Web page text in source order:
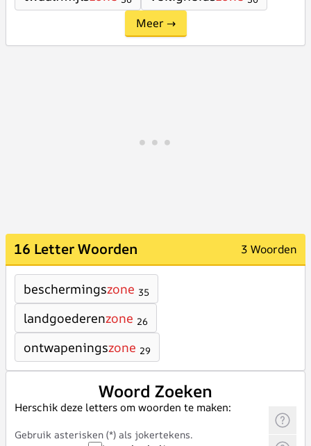
Meer →
16 Letter Woorden 3 Woorden
beschermingszone 35
landgoederenzone 26
ontwapeningszone 29
Woord Zoeken
Herschik deze letters om woorden te maken:
Gebruik asterisken (*) als jokertekens.